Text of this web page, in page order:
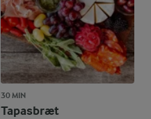
30 MIN
Tapasbræt